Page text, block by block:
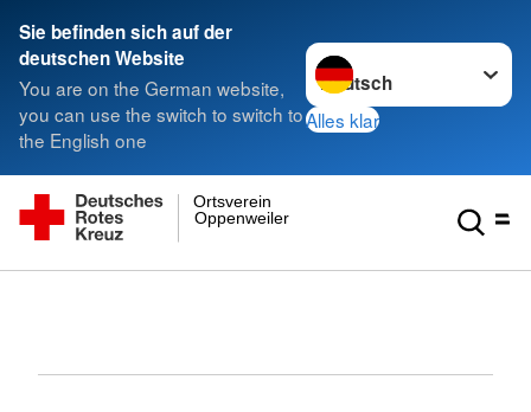
Sie befinden sich auf der
deutschen Website
You are on the German website,
you can use the switch to switch to
the English one
Sprache wechseln zu
Alles klar
Oppenweiler
Ortsverein